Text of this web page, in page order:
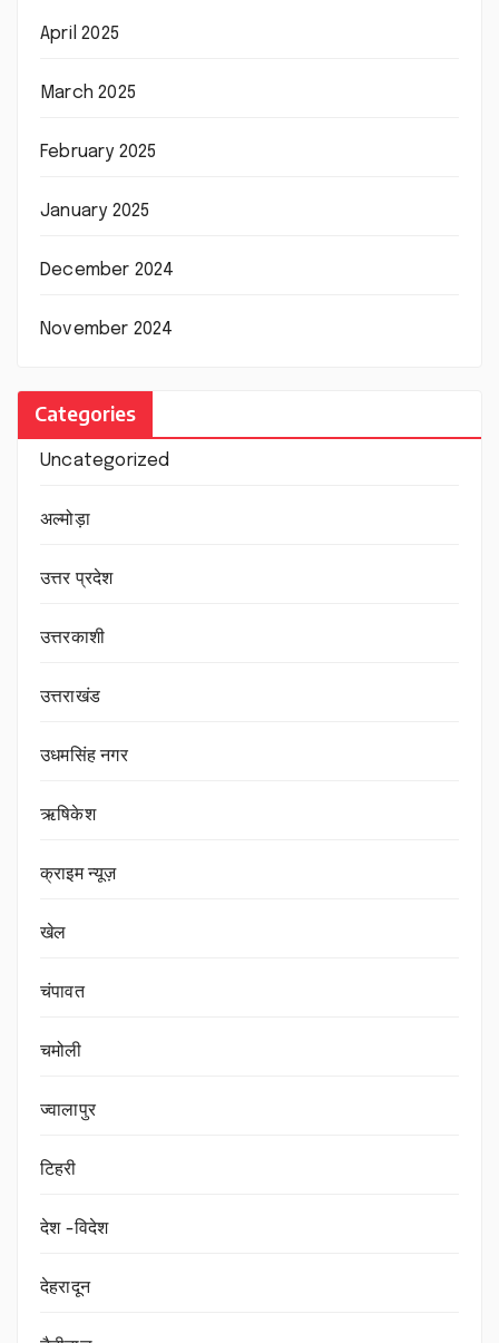
April 2025
March 2025
February 2025
January 2025
December 2024
November 2024
Categories
Uncategorized
अल्मोड़ा
उत्तर प्रदेश
उत्तरकाशी
उत्तराखंड
उधमसिंह नगर
ऋषिकेश
क्राइम न्यूज़
खेल
चंपावत
चमोली
ज्वालापुर
टिहरी
देश -विदेश
देहरादून